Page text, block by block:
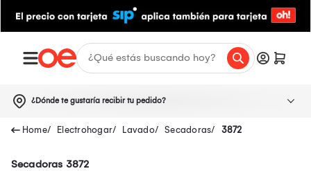
¿Dónde te gustaría recibir tu pedido?
Electrohogar Lavado Secadoras 3872
Secadoras 3872